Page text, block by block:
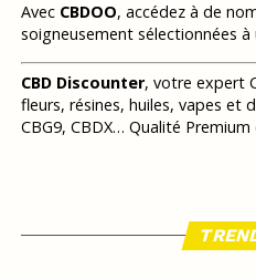
Avec CBDOO, accédez à de
soigneusement sélectionnées à
CBD Discounter, votre expert
fleurs, résines, huiles, vapes et
CBG9, CBDX… Qualité